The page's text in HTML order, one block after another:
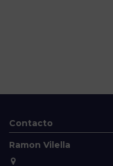
Contacto
Ramon Vilella